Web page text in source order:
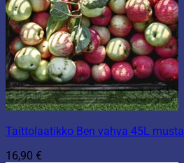
Taittolaatikko Ben vahva 45L musta
16,90 €